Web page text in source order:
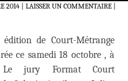
2014 LAISSER UN COMMENTAIRE|
édition de Court-Métrange
ce samedi 18 octobre , à
Le jury Format Court